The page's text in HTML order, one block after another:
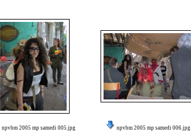
npvbm 2005 mp samedi 005.jpg npvbm 2005 mp samedi 006.jpg